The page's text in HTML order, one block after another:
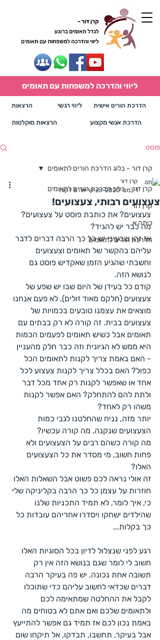
הדרכת הורים אישית הרצאות
הרצאות מוקלטות הדרכת אנשי מקצוע
ליווי והדרכה למשפחות עם תאומים
ליווי רגשי
פוסט
קרן דור - בלוג הדרכת הורים לתאומים
קרן דור
כיתה א
הדרכת הורים לתאומים
קרן דור - בלוג הדרכת הורים לתאומים
צעצועים רבותי, צעצועים!
קרן דור
1 בנוב׳ 2020
זמן קריאה 6 דקות
צעצועים? את כותבת פוסט על צעצועים?
מה כבר יש להגיד?
אז זהו שבעיני יש כל כך הרבה דברים לדבר
עליהם בהקשר של תאומים וצעצועים
וחשבתי שהגיע הזמן שאקדיש פוסט גם
לנושא הזה.
קודם כל בעידן של היום שבו יש שפע של
צעצועים (חלקם מאוד זולים), לא פעם אנחנו
מוצאים את עצמנו טובעים בכמויות של
צעצועים בבית. זה קורה לא רק בבתים עם
תאומים אבל כשיש תאומים לפעמים הכמות
היא ממש לא הגיונית וזה כבר חלק מהעניין
- האם באמת צריך לקנות לתאומים הכל
כפול? האם בכלל צריך לקנות צעצוע לכל
אחד או שאפשר לקנות רק אחד מכל דבר
ולתת להם להתחלק? האם אפשר לקנות
משהו רק לאחד?
יותר מזה, נניח שהחלטנו לגבי כמות
הצעצועים שנקנה, מה קורה עכשיו?
מה קורה כשהם רבים על הצעצועים ולא
פחות חשוב, מי מסדר את כל הצעצועים
האלו?
זה אולי נראה לכם פשוט אבל השאלות האלו
חוזרות על עצמן כל כך הרבה בקליניקה שלי
כי, איך לומר, לא תמיד התכניות שלנו
שהילדים ישחקו ויסדרו אחריהם עובדות כל
כך בקלות...
רגע לפני שנצלול לדיון בכל הסוגיות האלו
חשוב לי לומר שגם בנושא הזה אין רק
תשובה אחת נכונה, יש פה בעיקר הרבה
דברים שכדאי לחשוב עליהם כדי שתוכלו
לקבל את ההחלטה שמתאימה לכם
ולתאומים שלכם ואם אתם לא בטוחים מה
באמת נכון לכם אז תמיד גם אפשר להתייעץ
אבל בעיקר, תחשבו, תבדקו, אל תיקחו שום